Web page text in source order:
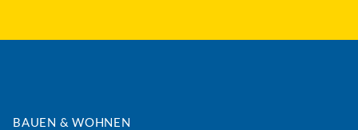
BAUEN & WOHNEN